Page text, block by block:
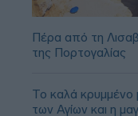
Πέρα από τη
της Πορτογαλίας
Το καλά κρυμμένο
των Αγίων και η